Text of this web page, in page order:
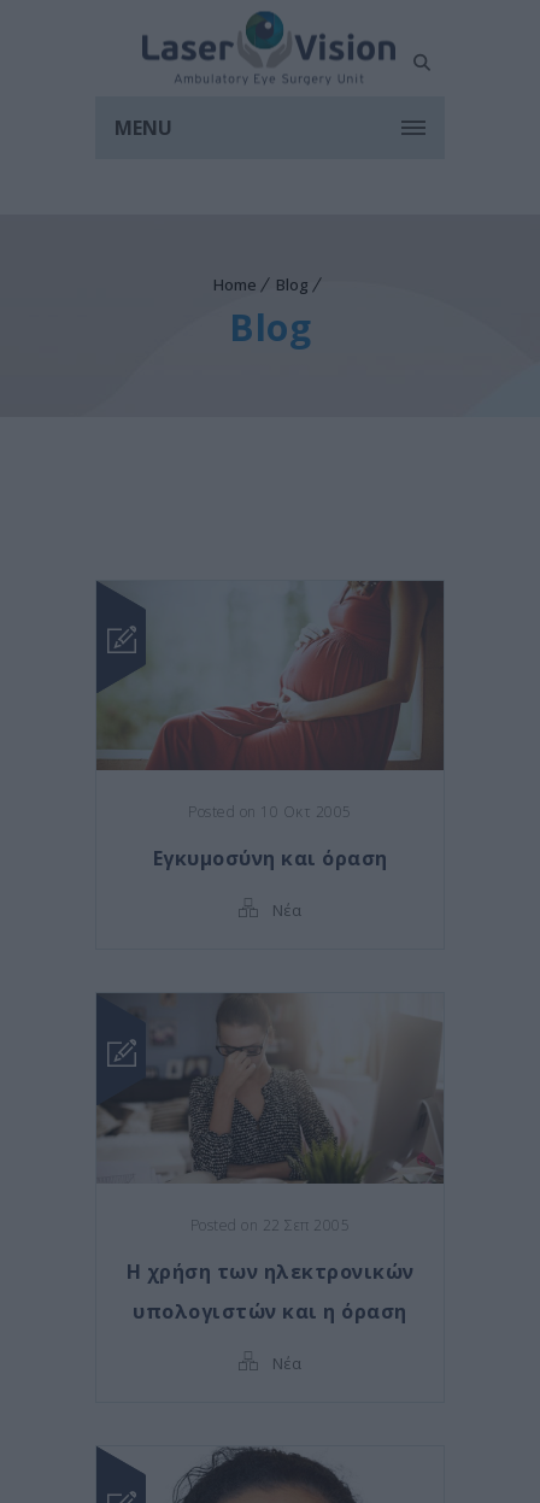
MENU
Home Blog
Blog
Posted on 10 Οκτ 2005
Εγκυμοσύνη και όραση
Νέα
Posted on 22 Σεπ 2005
Η χρήση των ηλεκτρονικών
υπολογιστών και η όραση
Νέα